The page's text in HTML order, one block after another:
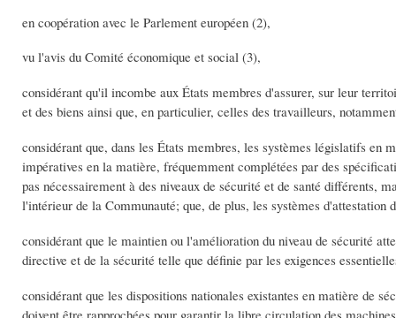
en coopération avec le Parlement européen (2),
vu l'avis du Comité économique et social (3),
considérant qu'il incombe aux États membres d'assurer, sur leur
et des biens ainsi que, en particulier, celles des travailleurs,
considérant que, dans les États membres, les systèmes législatifs en
impératives en la matière, fréquemment complétées par des
pas nécessairement à des niveaux de sécurité et de santé différents,
l'intérieur de la Communauté; que, de plus, les systèmes
considérant que le maintien ou l'amélioration du niveau de sécurité
directive et de la sécurité telle que définie par les exigences
considérant que les dispositions nationales existantes en matière de